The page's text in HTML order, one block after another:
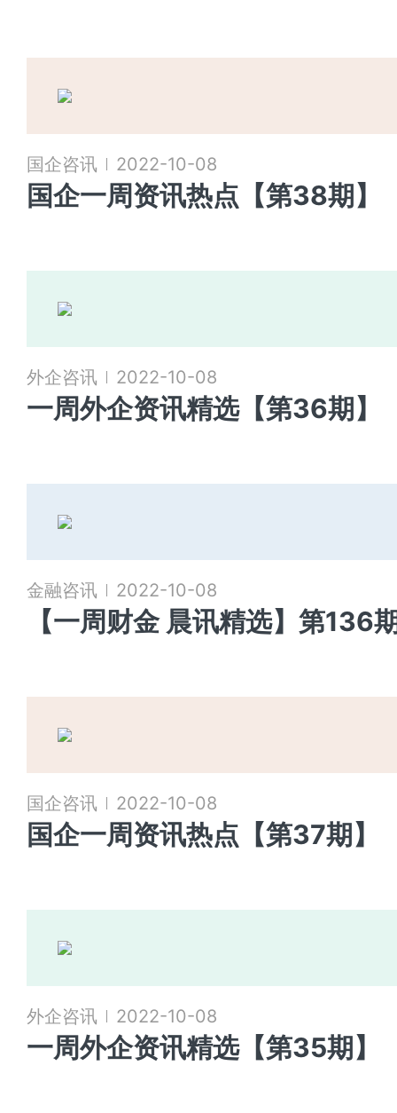
国企咨讯 2022-10-08
国企一周资讯热点【第38期】
外企咨讯 2022-10-08
一周外企资讯精选【第36期】
金融咨讯 2022-10-08
【一周财金 晨讯精选】第136
国企咨讯 2022-10-08
国企一周资讯热点【第37期】
外企咨讯 2022-10-08
一周外企资讯精选【第35期】